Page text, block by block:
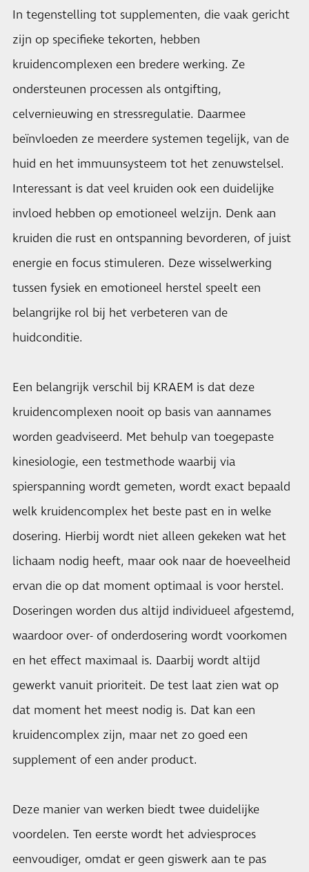
In tegenstelling tot supplementen, die vaak gericht
zijn op specifieke tekorten, hebben
kruidencomplexen een bredere werking. Ze
ondersteunen processen als ontgifting,
celvernieuwing en stressregulatie. Daarmee
beïnvloeden ze meerdere systemen tegelijk, van de
huid en het immuunsysteem tot het zenuwstelsel.
Interessant is dat veel kruiden ook een duidelijke
invloed hebben op emotioneel welzijn. Denk aan
kruiden die rust en ontspanning bevorderen, of juist
energie en focus stimuleren. Deze wisselwerking
tussen fysiek en emotioneel herstel speelt een
belangrijke rol bij het verbeteren van de
huidconditie.
Een belangrijk verschil bij KRAEM is dat deze
kruidencomplexen nooit op basis van aannames
worden geadviseerd. Met behulp van toegepaste
kinesiologie, een testmethode waarbij via
spierspanning wordt gemeten, wordt exact bepaald
welk kruidencomplex het beste past en in welke
dosering. Hierbij wordt niet alleen gekeken wat het
lichaam nodig heeft, maar ook naar de hoeveelheid
ervan die op dat moment optimaal is voor herstel.
Doseringen worden dus altijd individueel afgestemd,
waardoor over- of onderdosering wordt voorkomen
en het effect maximaal is. Daarbij wordt altijd
gewerkt vanuit prioriteit. De test laat zien wat op
dat moment het meest nodig is. Dat kan een
kruidencomplex zijn, maar net zo goed een
supplement of een ander product.
Deze manier van werken biedt twee duidelijke
voordelen. Ten eerste wordt het adviesproces
eenvoudiger, omdat er geen giswerk aan te pas